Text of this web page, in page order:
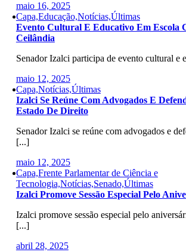
maio 16, 2025
Capa,Educação,Notícias,Últimas
Evento Cultural E Educativo Em Escola
Ceilândia
Senador Izalci participa de evento cultural e
maio 12, 2025
Capa,Notícias,Últimas
Izalci Se Reúne Com Advogados E
Estado De Direito
Senador Izalci se reúne com advogados e
[...]
maio 12, 2025
Capa,Frente Parlamentar de Ciência e
Tecnologia,Notícias,Senado,Últimas
Izalci Promove Sessão Especial Pelo
Izalci promove sessão especial pelo
[...]
abril 28, 2025